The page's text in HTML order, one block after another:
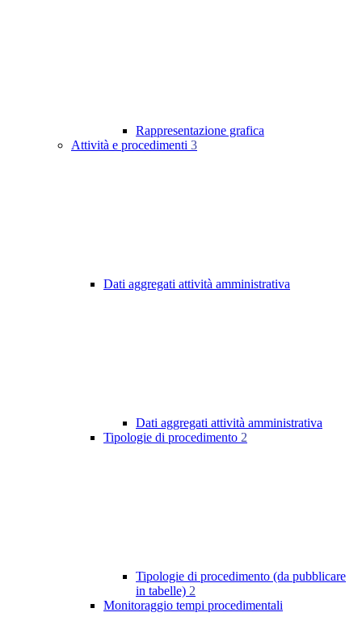
Rappresentazione grafica
Attività e procedimenti 3
Dati aggregati attività amministrativa
Dati aggregati attività amministrativa
Tipologie di procedimento 2
Tipologie di procedimento (da pubblicare
in tabelle) 2
Monitoraggio tempi procedimentali